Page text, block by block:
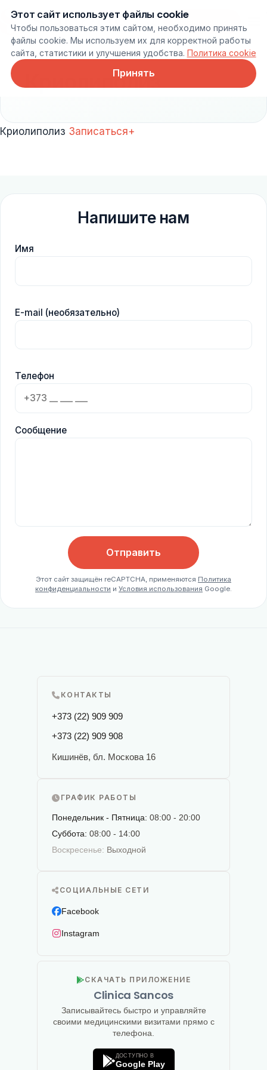
Онлайн запись
Криолиполиз
Криолиполиз Записаться+
Напишите нам
Имя
E-mail (необязательно)
Телефон
Сообщение
Отправить
Этот сайт защищён reCAPTCHA, применяются Политика
конфиденциальности и Условия использования Google.
КОНТАКТЫ
+373 (22) 909 909
+373 (22) 909 908
Кишинёв, бл. Москова 16
ГРАФИК РАБОТЫ
Понедельник - Пятница: 08:00 - 20:00
Суббота: 08:00 - 14:00
Воскресенье: Выходной
СОЦИАЛЬНЫЕ СЕТИ
Facebook
Instagram
СКАЧАТЬ ПРИЛОЖЕНИЕ
Clinica Sancos
Записывайтесь быстро и управляйте
своими медицинскими визитами прямо с
телефона.
ДОСТУПНО В
Google Play
Этот сайт использует файлы cookie
Чтобы пользоваться этим сайтом, необходимо принять
файлы cookie. Мы используем их для корректной работы
сайта, статистики и улучшения удобства. Политика cookie
Принять